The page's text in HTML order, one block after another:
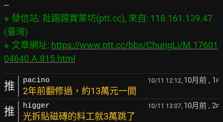
※ 發信站: 批踢踢實業坊(ptt.cc), 來自: 118.161.139.47
(臺灣)
※ 文章網址: https://www.ptt.cc/bbs/ChungLi/M.17601
04640.A.815.html
推 pacino 10/11 12:12, 10月前 , 1 F
2年前翻修過，約13萬元一間
推 higger 10/11 13:07, 10月前 , 2F
光拆貼磁磚的料工就3萬跳了